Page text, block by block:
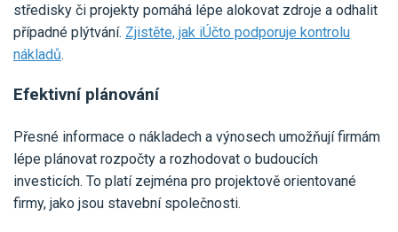
středisky či projekty pomáhá lépe alokovat zdroje a odhalit
případné plýtvání. Zjistěte, jak iÚčto podporuje kontrolu
nákladů.
Efektivní plánování
Přesné informace o nákladech a výnosech umožňují firmám
lépe plánovat rozpočty a rozhodovat o budoucích
investicích. To platí zejména pro projektově orientované
firmy, jako jsou stavební společnosti.